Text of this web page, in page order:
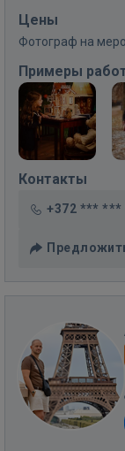
Цены
Фотограф на
Примеры
Контакты
+372 *** ***